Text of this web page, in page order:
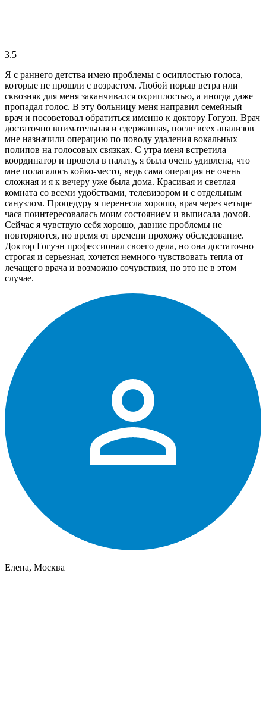
3.5
Я с раннего детства имею проблемы с осиплостью голоса,
которые не прошли с возрастом. Любой порыв ветра или
сквозняк для меня заканчивался охриплостью, а иногда даже
пропадал голос. В эту больницу меня направил семейный
врач и посоветовал обратиться именно к доктору Гогуэн. Врач
достаточно внимательная и сдержанная, после всех анализов
мне назначили операцию по поводу удаления вокальных
полипов на голосовых связках. С утра меня встретила
координатор и провела в палату, я была очень удивлена, что
мне полагалось койко-место, ведь сама операция не очень
сложная и я к вечеру уже была дома. Красивая и светлая
комната со всеми удобствами, телевизором и с отдельным
санузлом. Процедуру я перенесла хорошо, врач через четыре
часа поинтересовалась моим состоянием и выписала домой.
Сейчас я чувствую себя хорошо, давние проблемы не
повторяются, но время от времени прохожу обследование.
Доктор Гогуэн профессионал своего дела, но она достаточно
строгая и серьезная, хочется немного чувствовать тепла от
лечащего врача и возможно сочувствия, но это не в этом
случае.
Елена, Москва